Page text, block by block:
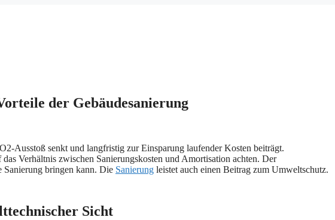
der Gebäudesanierung
Ausstoß senkt und langfristig zur Einsparung laufender Kosten beiträgt.
Verhältnis zwischen Sanierungskosten und Amortisation achten. Der
Sanierung bringen kann. Die Sanierung leistet auch einen Beitrag zum Umweltschutz.
Sicht